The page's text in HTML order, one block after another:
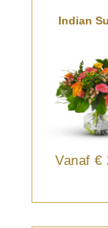
Indian
Vanaf €